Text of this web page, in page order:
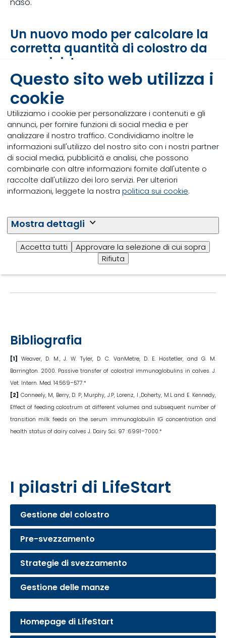
Questo sito web utilizza i
cookie
Utilizziamo i cookie per personalizzare i contenuti e gli
annunci, per fornire funzioni di social media e per
analizzare il nostro traffico. Condividiamo inoltre le
informazioni sull'utilizzo del nostro sito con i nostri partner
di social media, pubblicità e analisi, che possono
combinarle con altre informazioni fornite dall'utente o
raccolte dall'utilizzo dei loro servizi. Per ulteriori
informazioni, leggete la nostra politica sui cookie.
Mostra dettagli
Accetta tutti
Approvare la selezione di cui sopra
Rifiuta
Un nuovo modo per calcolare la
corretta quantità di colostro da
somministrare
Somministrare la giusta quantità di colostro e farlo
rapidamente dopo la nascita è la chiave per il
corretto trasferimento dell'immunità passiva per i
vitelli neonati. Fornire una quantità di colostro pari
all'8,5% del peso corporeo entro le prime due ore di
vita ha aiutato i vitelli a raggiungere una maggiore
concentrazione sierica di IgG nei primi giorni di vita
che sono i più critici. Allo stesso tempo l’utilizzo del
latte di transizione non sembra influenzare i livelli
sierici di IgG, ma sembra migliorare la salute
generale. Questi risultati possono essere la chiave
dei migliori livelli sierici di IgG e quindi migliori benefici
per la salute generale del vitello.
Scarica l'articolo
Bibliografia
[1]
Weaver, D. M., J. W. Tyler, D. C. VanMetre, D. E. Hostetler, and G. M.
Barrington. 2000. Passive transfer of colostral immunoglobulins in calves. J.
Vet. Intern. Med. 14:569–577.*
[2] Conneely, M, Berry, D. P, Murphy, J.P, Lorenz, I ,Doherty, M.L and E. Kennedy,
Effect of feeding colostrum at different volumes and subsequent number of
transition milk feeds on the serum immunoglobulin IG concentration and
health status of dairy calves J. Dairy Sci. 97 :6991–7000.*
I pilastri di LifeStart
Gestione del colostro
Pre-svezzamento
Strategie di svezzamento
Gestione delle manze
Homepage di LifeStart